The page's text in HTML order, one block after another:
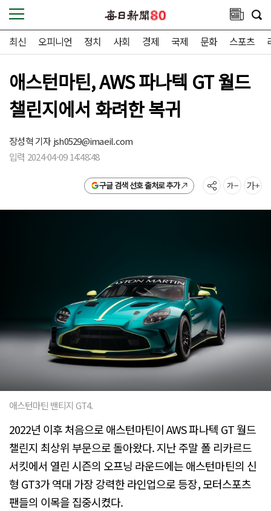
최신 오피니언 정치 사회 경제 국제 문화 스포츠
애스턴마틴, AWS 파나텍 GT 월드
챌린지에서 화려한 복귀
장성혁 기자jsh0529@imaeil.com
입력 2024-04-09 14:48:48
구글 검색 선호 출처로 추가
애스턴마틴 밴티지 GT4.
2022년 이후 처음으로 애스턴마틴이 AWS 파나텍 GT 월드
챌린지 최상위 부문으로 돌아왔다. 지난 주말 폴 리카르드
서킷에서 열린 시즌의 오프닝 라운드에는 애스턴마틴의 신
형 GT3가 역대 가장 강력한 라인업으로 등장, 모터스포츠
팬들의 이목을 집중시켰다.